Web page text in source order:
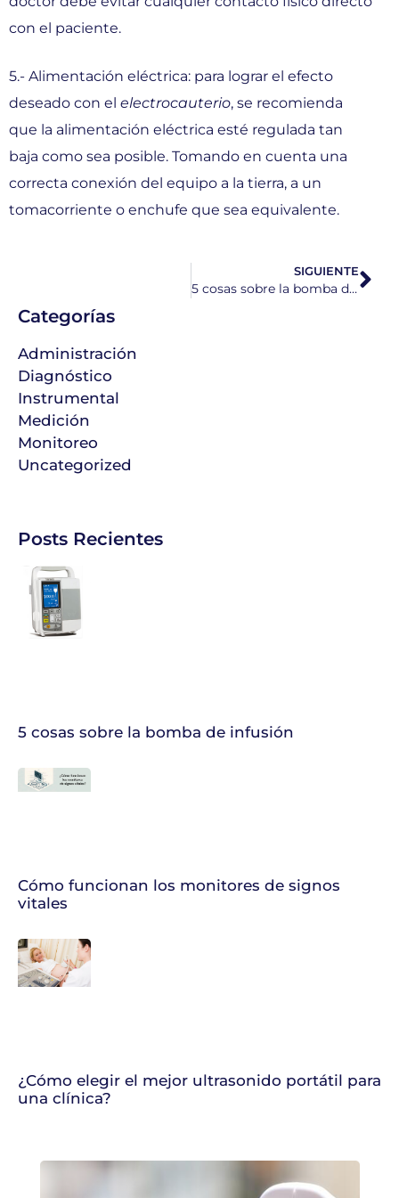
con el paciente.
5.- Alimentación eléctrica: para lograr el efecto
deseado con el electrocauterio, se recomienda
que la alimentación eléctrica esté regulada tan
baja como sea posible. Tomando en cuenta una
correcta conexión del equipo a la tierra, a un
tomacorriente o enchufe que sea equivalente.
SIGUIENTE
5 cosas sobre la bomba de infusión
Categorías
Administración
Diagnóstico
Instrumental
Medición
Monitoreo
Uncategorized
Posts Recientes
5 cosas sobre la bomba de infusión
Cómo funcionan los monitores de signos
vitales
¿Cómo elegir el mejor ultrasonido portátil para
una clínica?